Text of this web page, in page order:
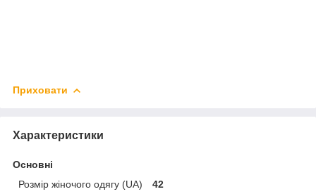
Приховати
Характеристики
Основні
Розмір жіночого одягу (UA)
42